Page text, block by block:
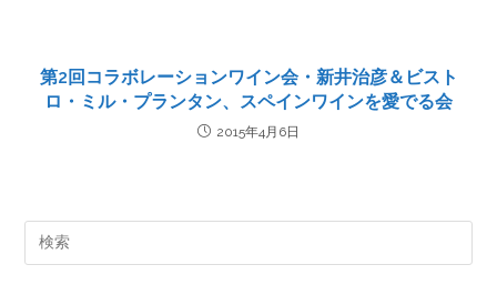
第2回コラボレーションワイン会・新井治彦＆ビスト
ロ・ミル・プランタン、スペインワインを愛でる会
2015年4月6日